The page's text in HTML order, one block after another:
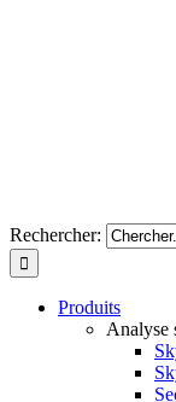
Rechercher:
Produits
Analyse